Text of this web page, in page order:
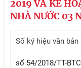
2019 VÀ KẾ
NHÀ NƯỚC 03
Số ký hiệu văn bản
số 54/2018/TT-BTC